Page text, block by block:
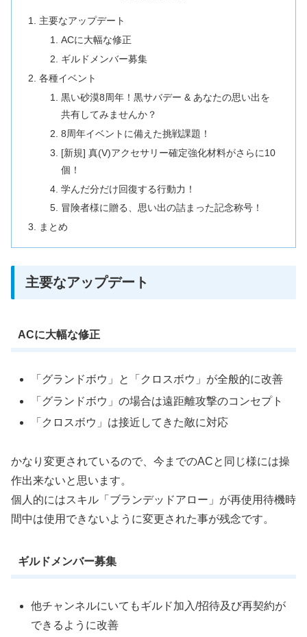
主要なアップデート
ACに大幅な修正
ギルドメンバー募集
各種イベント
黒い砂漠8周年！黒サバデー & あなたの思い出を
共有してみませんか？
8周年イベントに備えた挑戦課題！
[新規] 真(V)アクセサリー確定強化材料がさらに10
個！
学んだ分だけ回復する行動力！
冒険者様に贈る、思い出の詰まった記念称号！
まとめ
主要なアップデート
ACに大幅な修正
「グランドボウ」と「クロスボウ」が全般的に改善
「グランドボウ」の場合は遠距離攻撃のコンセプト
「クロスボウ」は接近してきた敵に対応
かなり変更されているので、今までのACと同じ様には操
作出来ないと思います。
個人的にはスキル「ブランデッドアロー」が再使用待機時
間中は使用できないように変更された事が残念です。
ギルドメンバー募集
他チャンネルにいてもギルド加入/招待及び再契約が
できるように改善